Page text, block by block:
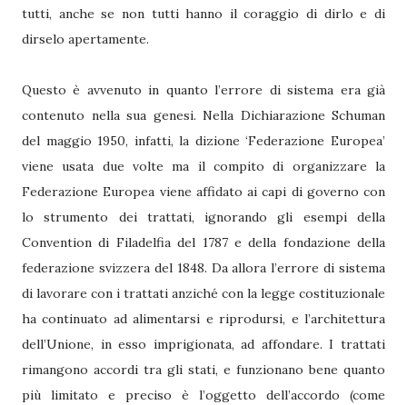
tutti, anche se non tutti hanno il coraggio di dirlo e di
dirselo apertamente.
Questo è avvenuto in quanto l’errore di sistema era già
contenuto nella sua genesi. Nella Dichiarazione Schuman
del maggio 1950, infatti, la dizione ‘Federazione Europea’
viene usata due volte ma il compito di organizzare la
Federazione Europea viene affidato ai capi di governo con
lo strumento dei trattati, ignorando gli esempi della
Convention di Filadelfia del 1787 e della fondazione della
federazione svizzera del 1848. Da allora l’errore di sistema
di lavorare con i trattati anziché con la legge costituzionale
ha continuato ad alimentarsi e riprodursi, e l’architettura
dell’Unione, in esso imprigionata, ad affondare. I trattati
rimangono accordi tra gli stati, e funzionano bene quanto
più limitato e preciso è l’oggetto dell’accordo (come